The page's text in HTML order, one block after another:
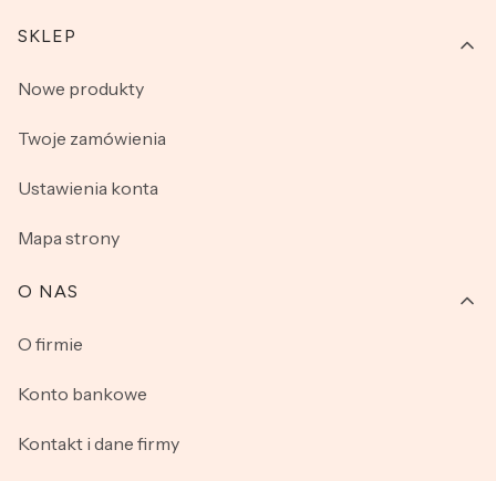
SKLEP
Nowe produkty
Twoje zamówienia
Ustawienia konta
Mapa strony
O NAS
O firmie
Konto bankowe
Kontakt i dane firmy